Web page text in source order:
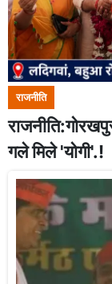
राजनीति
गले मिले 'योगी'.!